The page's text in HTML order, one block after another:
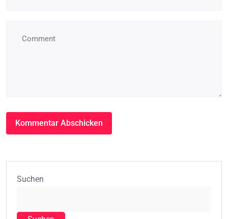
Suchen